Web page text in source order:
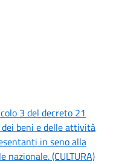
3 del decreto 21
beni e delle attività
in seno alla
(CULTURA)